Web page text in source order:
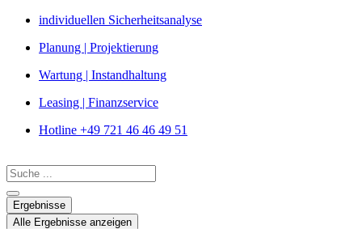
Zum
springen
individuellen Sicherheitsanalyse
Planung | Projektierung
Wartung | Instandhaltung
Leasing | Finanzservice
Hotline +49 721 46 46 49 51
Search
...
Ergebnisse
Alle Ergebnisse anzeigen